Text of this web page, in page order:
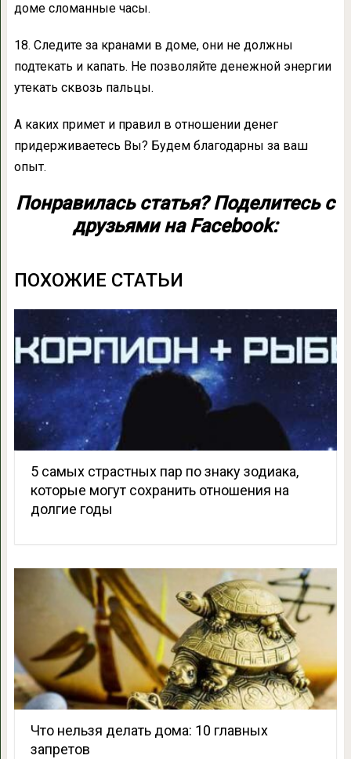
доме сломанные часы.
18. Следите за кранами в доме, они не должны
подтекать и капать. Не позволяйте денежной энергии
утекать сквозь пальцы.
А каких примет и правил в отношении денег
придерживаетесь Вы? Будем благодарны за ваш
опыт.
Понравилась статья? Поделитесь с
друзьями на Facebook:
ПОХОЖИЕ СТАТЬИ
5 самых страстных пар по знаку зодиака,
которые могут сохранить отношения на
долгие годы
Что нельзя делать дома: 10 главных
запретов